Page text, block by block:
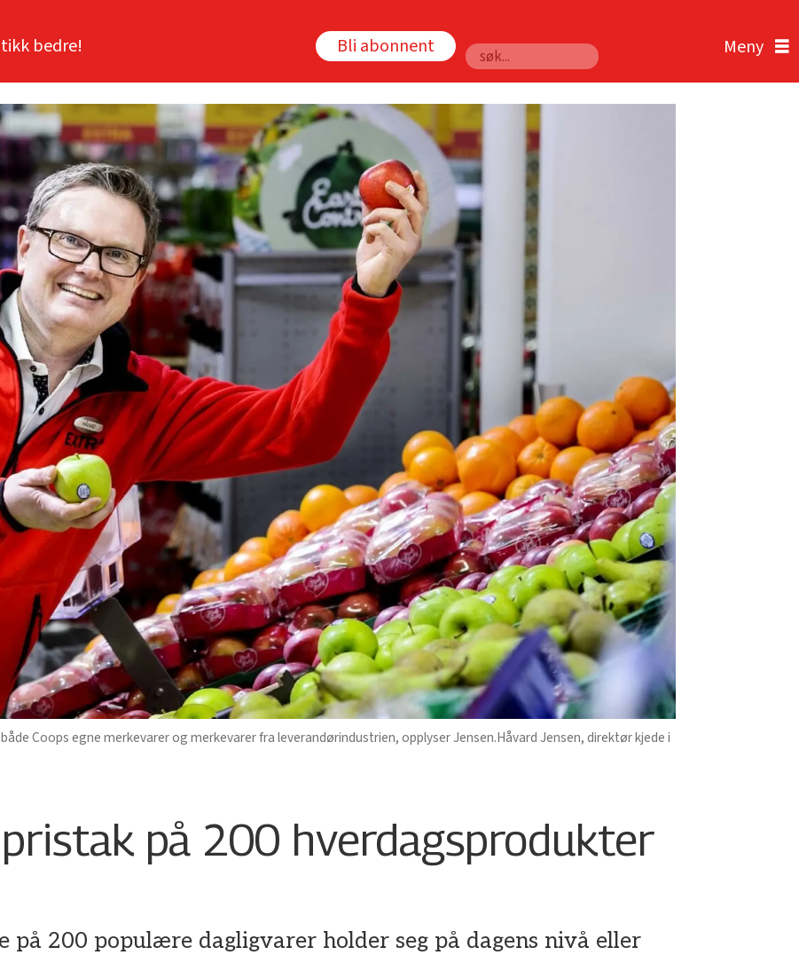
bedre! Bli abonnent
Søk
Coops egne merkevarer og merkevarer fra leverandørindustrien, opplyser Jensen.Håvard Jensen, direktør kjede i
på 200 hverdagsprodukter
på 200 populære dagligvarer holder seg på dagens nivå eller